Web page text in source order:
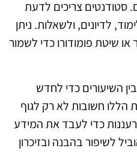
סטודנטים צריכים לדעת
לדיונים, ולשאלות. ניתן
שיטת פומודורו כדי לשמור
השיעורים כדי לחדש
הללו חשובות לא רק לגוף
כדי לעבד את המידע
לשיפור בהבנה ובזיכרון